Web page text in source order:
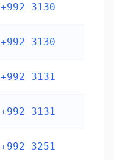
+992 3130
+992 3130
+992 3131
+992 3131
+992 3251